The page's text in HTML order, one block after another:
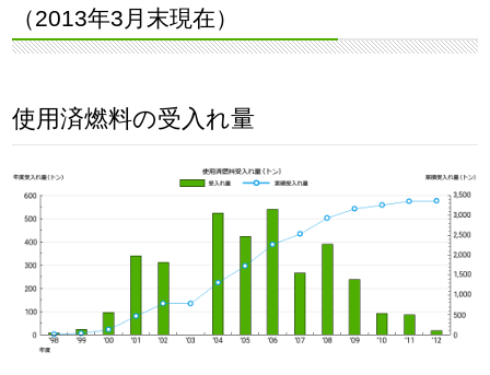
（2013年3月末現在）
使用済燃料の受入れ量